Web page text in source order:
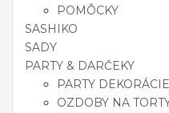
POMÔCKY
SASHIKO
SADY
PARTY & DARČEKY
PARTY DEKORÁCIE
OZDOBY NA